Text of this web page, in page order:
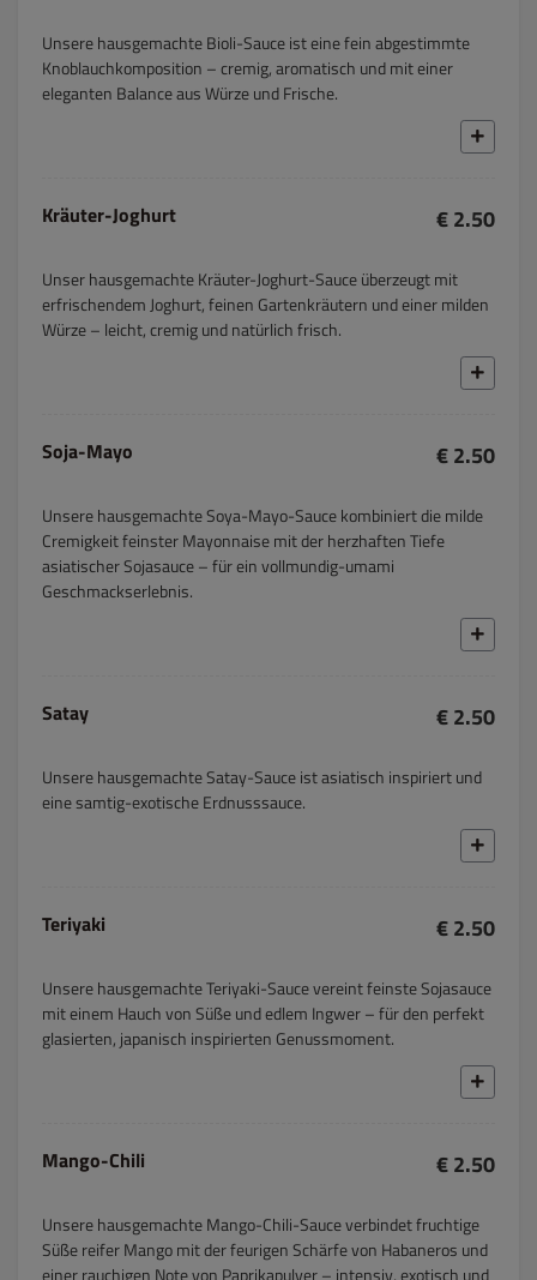
Unsere hausgemachte Bioli-Sauce ist eine fein abgestimmte
Knoblauchkomposition – cremig, aromatisch und mit einer
eleganten Balance aus Würze und Frische.
Kräuter-Joghurt € 2.50
Unser hausgemachte Kräuter-Joghurt-Sauce überzeugt mit
erfrischendem Joghurt, feinen Gartenkräutern und einer milden
Würze – leicht, cremig und natürlich frisch.
Soja-Mayo € 2.50
Unsere hausgemachte Soya-Mayo-Sauce kombiniert die milde
Cremigkeit feinster Mayonnaise mit der herzhaften Tiefe
asiatischer Sojasauce – für ein vollmundig-umami
Geschmackserlebnis.
Satay € 2.50
Unsere hausgemachte Satay-Sauce ist asiatisch inspiriert und
eine samtig-exotische Erdnusssauce.
Teriyaki € 2.50
Unsere hausgemachte Teriyaki-Sauce vereint feinste Sojasauce
mit einem Hauch von Süße und edlem Ingwer – für den perfekt
glasierten, japanisch inspirierten Genussmoment.
Mango-Chili € 2.50
Unsere hausgemachte Mango-Chili-Sauce verbindet fruchtige
Süße reifer Mango mit der feurigen Schärfe von Habaneros und
einer rauchigen Note von Paprikapulver – intensiv, exotisch und